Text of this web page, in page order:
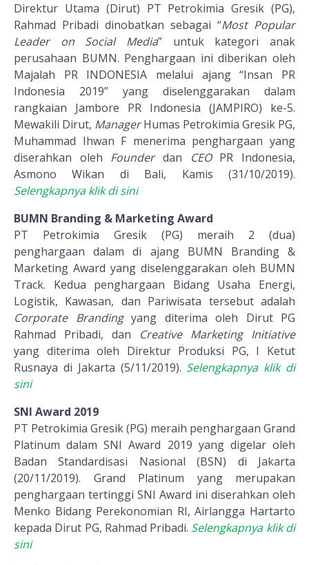
Direktur Utama (Dirut) PT Petrokimia Gresik (PG),
Rahmad Pribadi dinobatkan sebagai “Most Popular
Leader on Social Media” untuk kategori anak
perusahaan BUMN. Penghargaan ini diberikan oleh
Majalah PR INDONESIA melalui ajang “Insan PR
Indonesia 2019” yang diselenggarakan dalam
rangkaian Jambore PR Indonesia (JAMPIRO) ke-5.
Mewakili Dirut, ManagerHumas Petrokimia Gresik PG,
Muhammad Ihwan F menerima penghargaan yang
diserahkan oleh Founderdan CEOPR Indonesia,
Asmono Wikan di Bali, Kamis (31/10/2019).
Selengkapnya klik di sini
BUMN Branding & Marketing Award
PT Petrokimia Gresik (PG) meraih 2 (dua)
penghargaan dalam di ajang BUMN Branding &
Marketing Award yang diselenggarakan oleh BUMN
Track. Kedua penghargaan Bidang Usaha Energi,
Logistik, Kawasan, dan Pariwisata tersebut adalah
Corporate Brandingyang diterima oleh Dirut PG
Rahmad Pribadi, dan Creative Marketing Initiative
yang diterima oleh Direktur Produksi PG, I Ketut
Rusnaya di Jakarta (5/11/2019). Selengkapnya klik di
sini
SNI Award 2019
PT Petrokimia Gresik (PG) meraih penghargaan Grand
Platinum dalam SNI Award 2019 yang digelar oleh
Badan Standardisasi Nasional (BSN) di Jakarta
(20/11/2019). Grand Platinum yang merupakan
penghargaan tertinggi SNI Award ini diserahkan oleh
Menko Bidang Perekonomian RI, Airlangga Hartarto
kepada Dirut PG, Rahmad Pribadi. Selengkapnya klik di
sini